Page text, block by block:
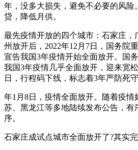
年，没多大损失，避免不必要的风险
贷，降低月供。
最先疫情开放的四个城市：石家庄，
州放开后，2022年12月7日，国务院
宣告我国3年疫情开始全面放开。国
我国3年疫情几乎全面放开，迎来宽
日，行程码下线，标志着3年严防死
年1月8日，疫情全面放开。随着疫情
苏、黑龙江等多地陆续发布公告，有
序。
石家庄成试点城市全面放开了?其实